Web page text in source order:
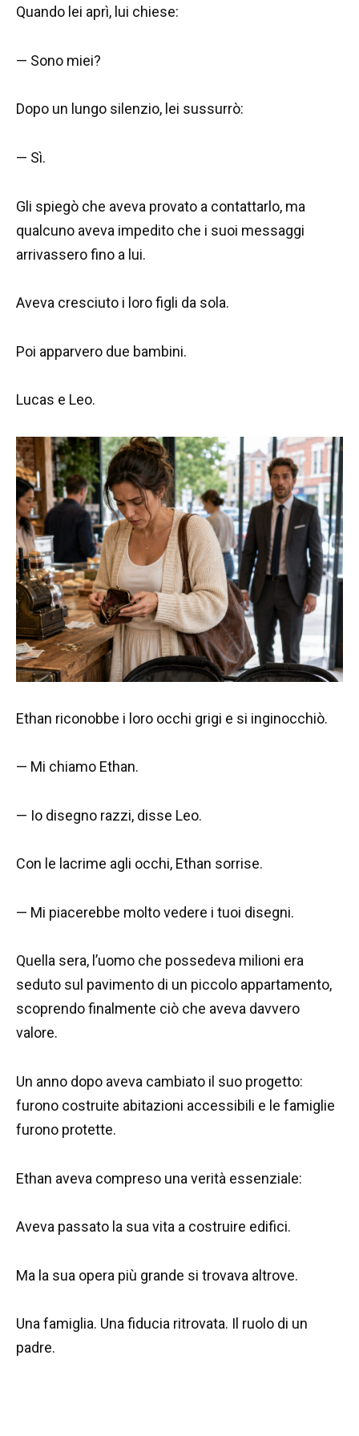
Quando lei aprì, lui chiese:
— Sono miei?
Dopo un lungo silenzio, lei sussurrò:
— Sì.
Gli spiegò che aveva provato a contattarlo, ma
qualcuno aveva impedito che i suoi messaggi
arrivassero fino a lui.
Aveva cresciuto i loro figli da sola.
Poi apparvero due bambini.
Lucas e Leo.
Ethan riconobbe i loro occhi grigi e si inginocchiò.
— Mi chiamo Ethan.
— Io disegno razzi, disse Leo.
Con le lacrime agli occhi, Ethan sorrise.
— Mi piacerebbe molto vedere i tuoi disegni.
Quella sera, l’uomo che possedeva milioni era
seduto sul pavimento di un piccolo appartamento,
scoprendo finalmente ciò che aveva davvero
valore.
Un anno dopo aveva cambiato il suo progetto:
furono costruite abitazioni accessibili e le famiglie
furono protette.
Ethan aveva compreso una verità essenziale:
Aveva passato la sua vita a costruire edifici.
Ma la sua opera più grande si trovava altrove.
Una famiglia. Una fiducia ritrovata. Il ruolo di un
padre.